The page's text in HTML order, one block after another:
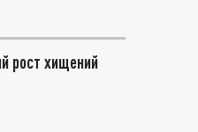
рост хищений